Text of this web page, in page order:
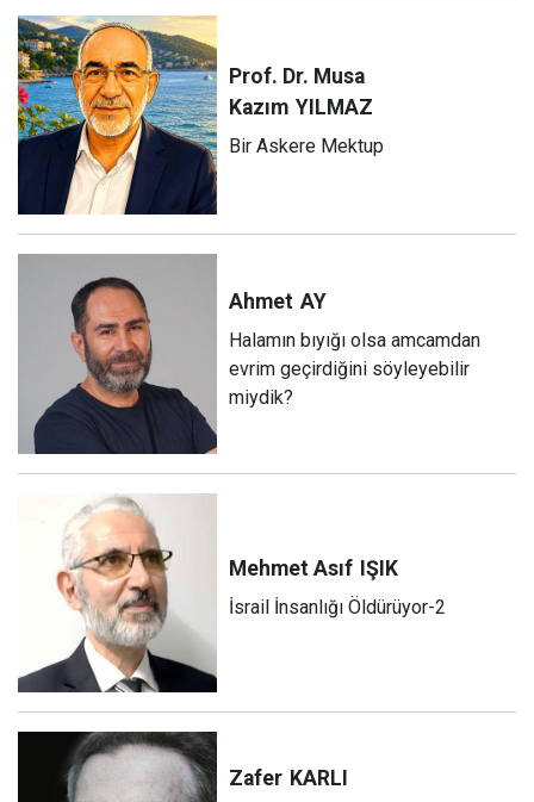
Prof. Dr. Musa
Kazım YILMAZ
Bir Askere Mektup
Ahmet AY
Halamın bıyığı olsa amcamdan
evrim geçirdiğini söyleyebilir
miydik?
Mehmet Asıf IŞIK
İsrail İnsanlığı Öldürüyor-2
Zafer KARLI